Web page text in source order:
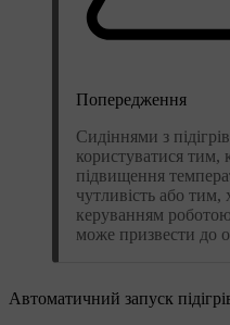
Попередження
Сидіннями з
користуватися
підвищення
чутливість або тим,
керуванням
може призвести до
Автоматичний запуск